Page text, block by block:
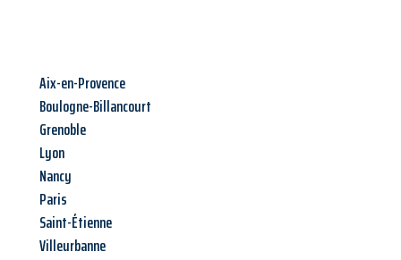
Aix-en-Provence
Boulogne-Billancourt
Grenoble
Lyon
Nancy
Paris
Saint-Étienne
Villeurbanne